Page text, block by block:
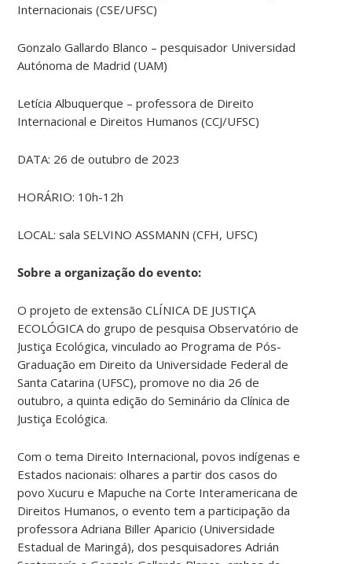
Internacionais (CSE/UFSC)
Gonzalo Gallardo Blanco – pesquisador Universidad
Autónoma de Madrid (UAM)
Letícia Albuquerque – professora de Direito
Internacional e Direitos Humanos (CCJ/UFSC)
DATA: 26 de outubro de 2023
HORÁRIO: 10h-12h
LOCAL: sala SELVINO ASSMANN (CFH, UFSC)
Sobre a organização do evento:
O projeto de extensão CLÍNICA DE JUSTIÇA
ECOLÓGICA do grupo de pesquisa Observatório de
Justiça Ecológica, vinculado ao Programa de Pós-
Graduação em Direito da Universidade Federal de
Santa Catarina (UFSC), promove no dia 26 de
outubro, a quinta edição do Seminário da Clínica de
Justiça Ecológica.
Com o tema Direito Internacional, povos indígenas e
Estados nacionais: olhares a partir dos casos do
povo Xucuru e Mapuche na Corte Interamericana de
Direitos Humanos, o evento tem a participação da
professora Adriana Biller Aparicio (Universidade
Estadual de Maringá), dos pesquisadores Adrián